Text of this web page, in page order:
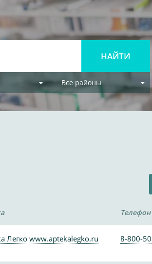
Все районы
Телефон
Легко www.aptekalegko.ru 8-800-